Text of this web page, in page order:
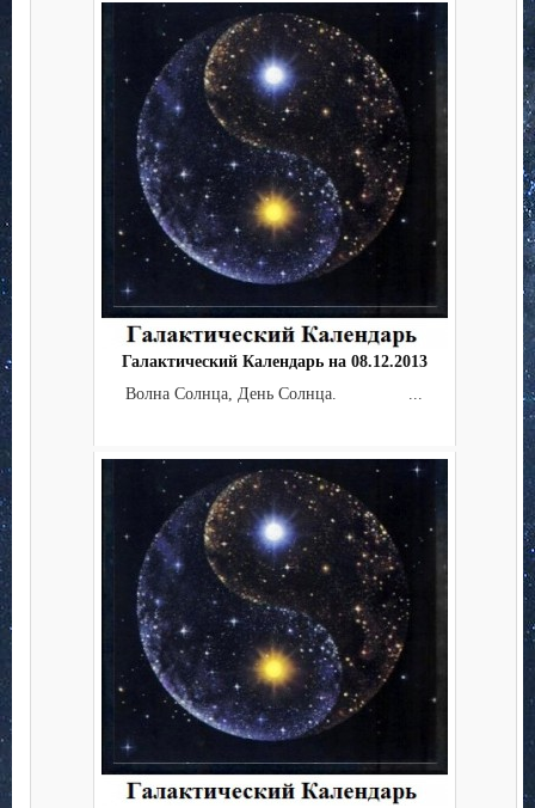
Галактический Календарь на 08.12.2013
Волна Солнца, День Солнца. ...